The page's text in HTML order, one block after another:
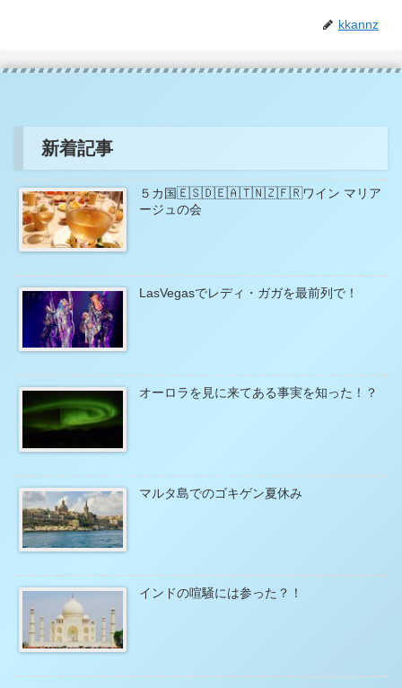
kkannz
新着記事
５カ国🇪🇸🇩🇪🇦🇹🇳🇿🇫🇷ワイン マリア
ージュの会
LasVegasでレディ・ガガを最前列で！
オーロラを見に来てある事実を知った！？
マルタ島でのゴキゲン夏休み
インドの喧騒には参った？！